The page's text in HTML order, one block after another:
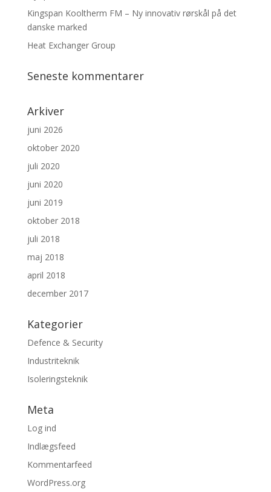
Kingspan Kooltherm FM – Ny innovativ rørskål på det
danske marked
Heat Exchanger Group
Seneste kommentarer
Arkiver
juni 2026
oktober 2020
juli 2020
juni 2020
juni 2019
oktober 2018
juli 2018
maj 2018
april 2018
december 2017
Kategorier
Defence & Security
Industriteknik
Isoleringsteknik
Meta
Log ind
Indlægsfeed
Kommentarfeed
WordPress.org